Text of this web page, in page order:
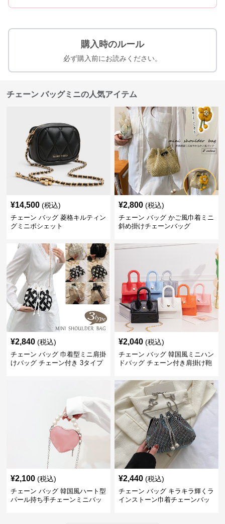
購入時のルール
必ず購入前にお読みください。
チェーン バッグミニの人気アイテム
¥14,500 (税込)
チェーン バッグ 菱格キルティン
グミニポシェット
¥2,800 (税込)
チェーン バッグ かご風巾着ミニ
斜め掛けチェーンバッグ
¥2,840 (税込)
チェーン バッグ 巾着型ミニ肩掛
けバッグ チェーン付き 3タイプ
¥2,040 (税込)
チェーン バッグ 韓国風ミニハン
ドバッグ チェーン付き肩掛け鞄
¥2,100 (税込)
チェーン バッグ 韓国風ハート型
パール持ち手チェーンミニバッ
¥2,440 (税込)
チェーン バッグ キラキラ輝くラ
インストーン巾着チェーンバッ